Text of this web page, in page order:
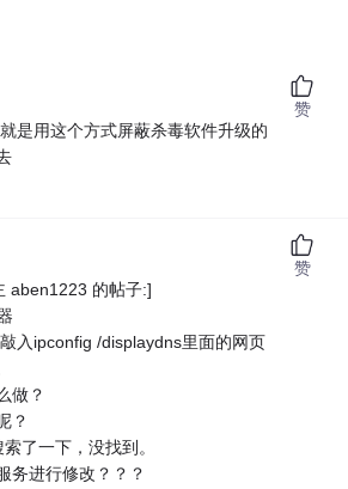
是用这个方式屏蔽杀毒软件升级的
赞
aben1223 的帖子:]
入ipconfig /displaydns里面的网页
做？
？
了一下，没找到。
务进行修改？？？
赞